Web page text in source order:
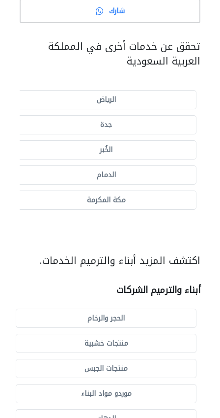
شارك
تحقق عن خدمات أخرى في المملكة
العربية السعودية
الرياض
جدة
الخُبر
الدمام
مكة المكرمة
اكتشف المزيد أبناء والترميم الخدمات.
أبناء والترميم الشركات
الحجر والرخام
منتجات خشبية
منتجات الجبس
موردو مواد البناء